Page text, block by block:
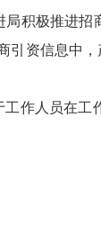
极推进招
资信息中
人员在工